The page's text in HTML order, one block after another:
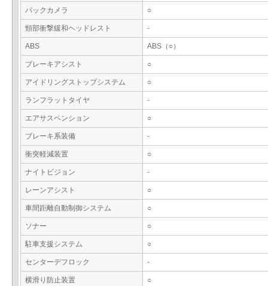
バックカメラ ○
頸部衝撃緩和ヘッドレスト -
ABS ABS（○）
ブレーキアシスト ○
アイドリングストップシステム ○
ランフラットタイヤ -
エアサスペンション ○
ブレーキ系装備 -
衝突軽減装置 ○
ナイトビジョン -
レーンアシスト ○
車間距離自動制御システム ○
ソナー ○
駐車支援システム ○
センターデフロック -
横滑り防止装置 ○